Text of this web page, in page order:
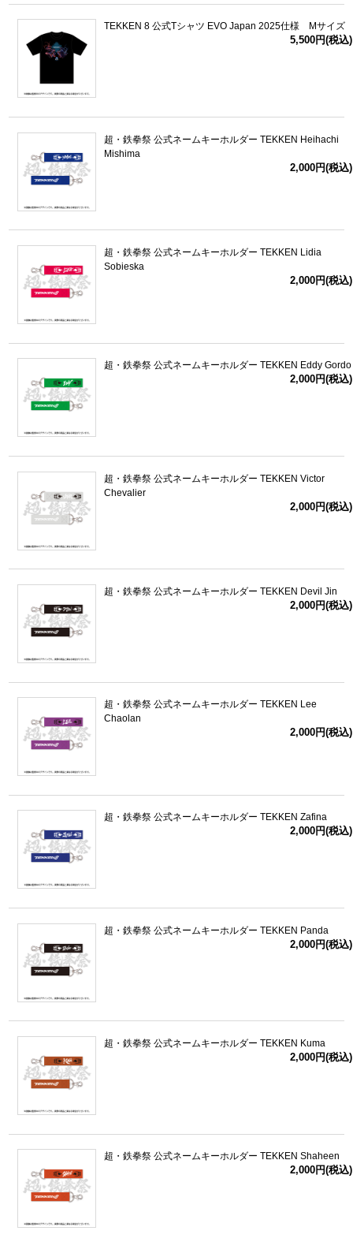
TEKKEN 8 公式Tシャツ EVO Japan 2025仕様 Mサイズ
5,500円(税込)
超・鉄拳祭 公式ネームキーホルダー TEKKEN Heihachi
Mishima
2,000円(税込)
超・鉄拳祭 公式ネームキーホルダー TEKKEN Lidia
Sobieska
2,000円(税込)
超・鉄拳祭 公式ネームキーホルダー TEKKEN Eddy Gordo
2,000円(税込)
超・鉄拳祭 公式ネームキーホルダー TEKKEN Victor
Chevalier
2,000円(税込)
超・鉄拳祭 公式ネームキーホルダー TEKKEN Devil Jin
2,000円(税込)
超・鉄拳祭 公式ネームキーホルダー TEKKEN Lee
Chaolan
2,000円(税込)
超・鉄拳祭 公式ネームキーホルダー TEKKEN Zafina
2,000円(税込)
超・鉄拳祭 公式ネームキーホルダー TEKKEN Panda
2,000円(税込)
超・鉄拳祭 公式ネームキーホルダー TEKKEN Kuma
2,000円(税込)
超・鉄拳祭 公式ネームキーホルダー TEKKEN Shaheen
2,000円(税込)